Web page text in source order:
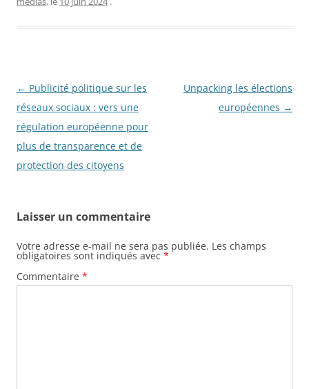
Navigation
des
articles
← Publicité politique sur les
réseaux sociaux : vers une
régulation européenne pour
plus de transparence et de
protection des citoyens
Unpacking les élections
européennes →
Laisser un commentaire
Votre adresse e-mail ne sera pas publiée. Les champs
obligatoires sont indiqués avec *
Commentaire *